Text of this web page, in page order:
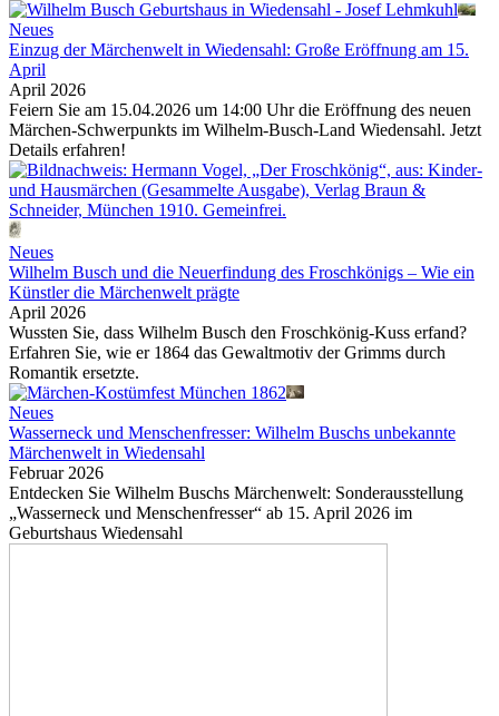
Neues
Einzug der Märchenwelt in Wiedensahl: Große Eröffnung am 15.
April
April 2026
Feiern Sie am 15.04.2026 um 14:00 Uhr die Eröffnung des neuen
Märchen-Schwerpunkts im Wilhelm-Busch-Land Wiedensahl. Jetzt
Details erfahren!
Neues
Wilhelm Busch und die Neuerfindung des Froschkönigs – Wie ein
Künstler die Märchenwelt prägte
April 2026
Wussten Sie, dass Wilhelm Busch den Froschkönig-Kuss erfand?
Erfahren Sie, wie er 1864 das Gewaltmotiv der Grimms durch
Romantik ersetzte.
Neues
Wasserneck und Menschenfresser: Wilhelm Buschs unbekannte
Märchenwelt in Wiedensahl
Februar 2026
Entdecken Sie Wilhelm Buschs Märchenwelt: Sonderausstellung
„Wasserneck und Menschenfresser“ ab 15. April 2026 im
Geburtshaus Wiedensahl